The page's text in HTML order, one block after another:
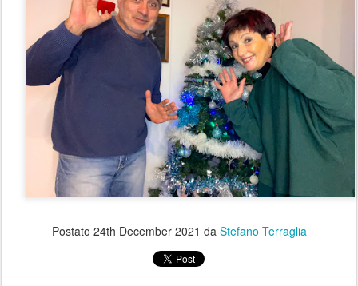
Postato 24th December 2021 da Stefano Terraglia